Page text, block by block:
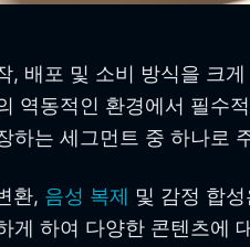
, 배포 및 소비 방식을 크
역동적인 환경에서 필수
하는 세그먼트 중 하나로
환, 음성 복제 및 감정 합
게 하여 다양한 콘텐츠에